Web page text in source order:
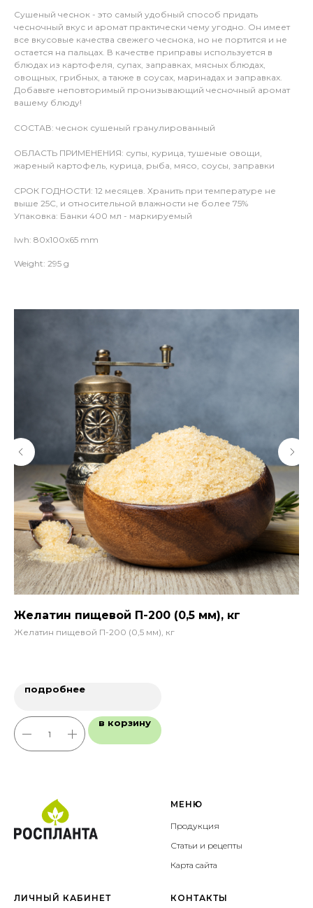
Сушеный чеснок - это самый удобный способ придать
чесночный вкус и аромат практически чему угодно. Он имеет
все вкусовые качества свежего чеснока, но не портится и не
остается на пальцах. В качестве приправы используется в
блюдах из картофеля, супах, заправках, мясных блюдах,
овощных, грибных, а также в соусах, маринадах и заправках.
Добавьте неповторимый пронизывающий чесночный аромат
вашему блюду!
СОСТАВ: чеснок сушеный гранулированный
ОБЛАСТЬ ПРИМЕНЕНИЯ: супы, курица, тушеные овощи,
жареный картофель, курица, рыба, мясо, соусы, заправки
СРОК ГОДНОСТИ: 12 месяцев. Хранить при температуре не
выше 25С, и относительной влажности не более 75%
Упаковка: Банки 400 мл - маркируемый
lwh: 80x100x65 mm
Weight: 295 g
Желатин пищевой П-200 (0,5 мм), кг
Желатин пищевой П-200 (0,5 мм), кг
подробнее
в корзину
МЕНЮ
Продукция
Статьи и рецепты
Карта сайта
ЛИЧНЫЙ КАБИНЕТ КОНТАКТЫ